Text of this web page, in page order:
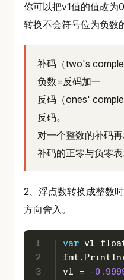
你可以把v1值的值改
转换不会符号位为负数
补码（two's
负数=反码加一
反码（ones'
反码。
对一个整数的补码
补码的正零与负零表
2、浮点数转换成整数
方向舍入。
1
2
3
var v1
v1 =
-